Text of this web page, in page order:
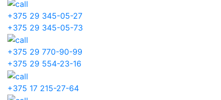
+375 29 345-05-27
+375 29 345-05-73
+375 29 770-90-99
+375 29 554-23-16
+375 17 215-27-64